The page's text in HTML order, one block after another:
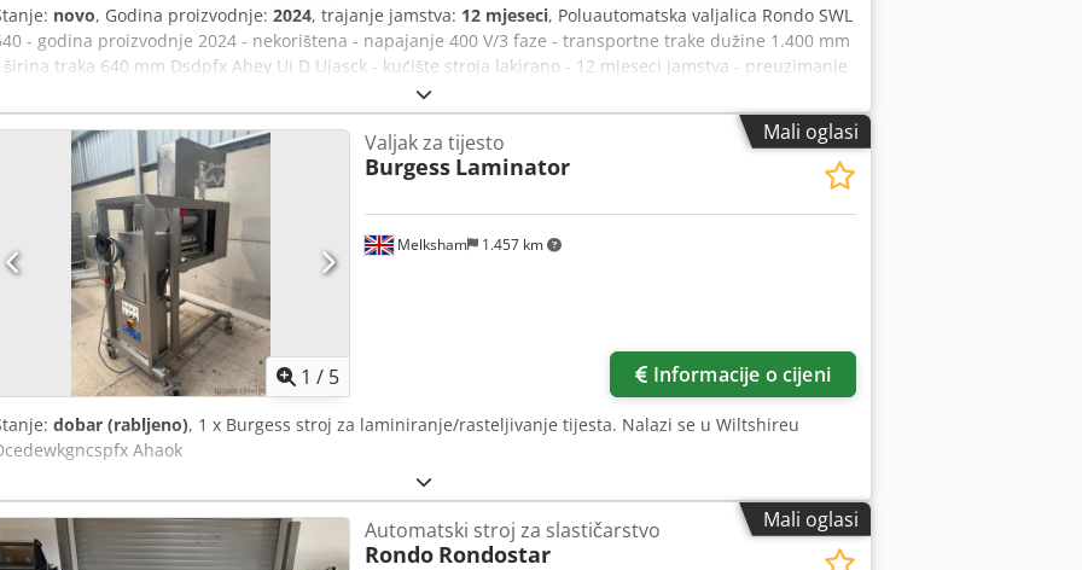
novo, Godina proizvodnje: 2024, trajanje jamstva: 12 mjeseci, Poluautomatska valjalica Rondo SWL
- godina proizvodnje 2024 - nekorištena - napajanje 400 V/3 faze - transportne trake dužine 1.400 mm
širina traka 640 mm Dsdpfx Ahey Ui D Ujasck - kućište stroja lakirano - 12 mjeseci jamstva - preuzimanje
Mali oglasi
1 / 5
Melksham 1.457 km
Valjak za tijesto
Burgess Laminator
Informacije o cijeni
dobar (rabljeno), 1 x Burgess stroj za laminiranje/rasteljivanje tijesta. Nalazi se u Wiltshireu
Ahaok
Mali oglasi
Automatski stroj za slastičarstvo
Rondo Rondostar